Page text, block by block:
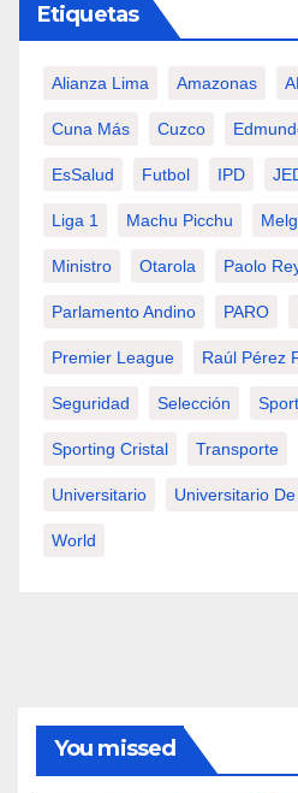
Etiquetas
Alianza Lima Amazonas
Cuna Más Cuzco
EsSalud Futbol IPD
Liga 1 Machu Picchu
Ministro Otarola Paolo
Parlamento Andino PARO
Premier League Raúl Pérez
Seguridad Selección Sport
Sporting Cristal Transporte
Universitario Universitario
World
You missed